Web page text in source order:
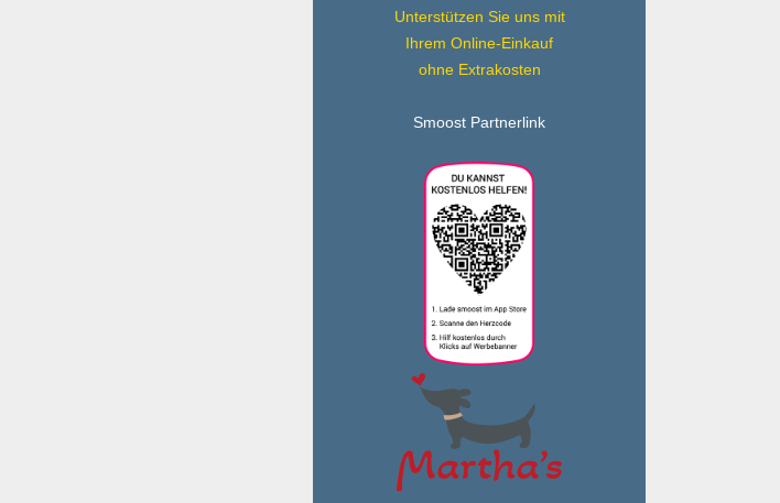
Unterstützen Sie uns mit
Ihrem Online-Einkauf
ohne Extrakosten
Smoost Partnerlink